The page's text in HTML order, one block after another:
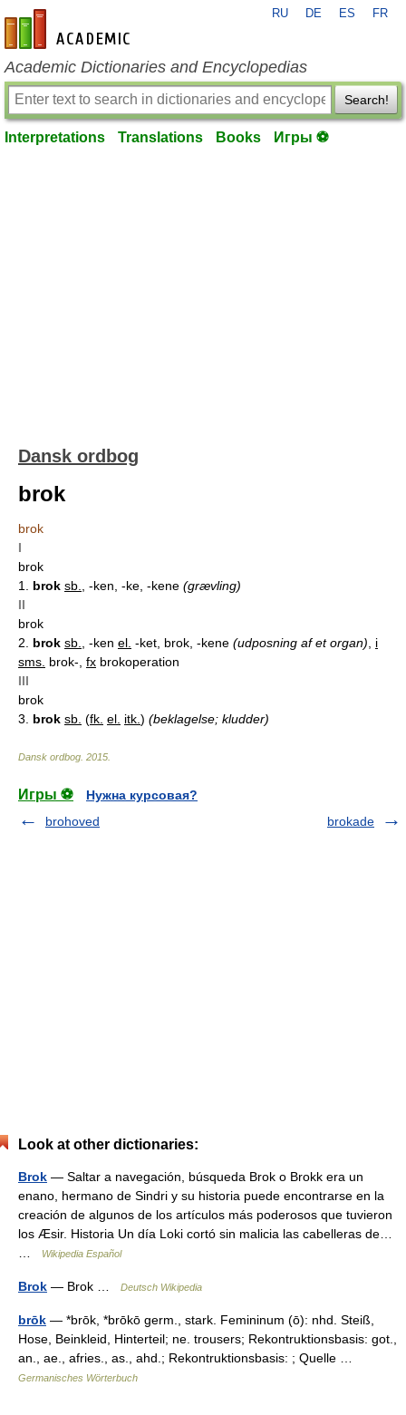
en-academic.com
RU DE ES FR
Academic Dictionaries and Encyclopedias
Search!
Interpretations Translations Books Игры ⚽
Dansk ordbog
brok
brok
I
brok
1. brok sb. , -ken, -ke, -kene (grævling)
II
brok
2. brok sb. , -ken el. -ket, brok, -kene (udposning af et organ)
i
sms. brok-, fx brokoperation
III
brok
3. brok sb. (fk. el. itk. ) (beklagelse; kludder)
Dansk ordbog 2015
Игры ⚽
Нужна курсовая?
brohoved
brokade
Look at other dictionaries:
Brok — Saltar a navegación, búsqueda Brok o Brokk era un
enano, hermano de Sindri y su historia puede encontrarse en la
creación de algunos de los artículos más poderosos que tuvieron
los Æsir. Historia Un día Loki cortó sin malicia las cabelleras de…
Wikipedia Español
Brok — Brok … Deutsch Wikipedia
brōk — *brōk, *brōkō germ., stark. Femininum (ō): nhd. Steiß,
Hose, Beinkleid, Hinterteil; ne. trousers; Rekontruktionsbasis: got.,
an., ae., afries., as., ahd.; Rekontruktionsbasis: ; Quelle …
Germanisches Wörterbuch